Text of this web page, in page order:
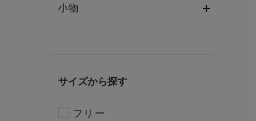
小物
サイズ
フリー